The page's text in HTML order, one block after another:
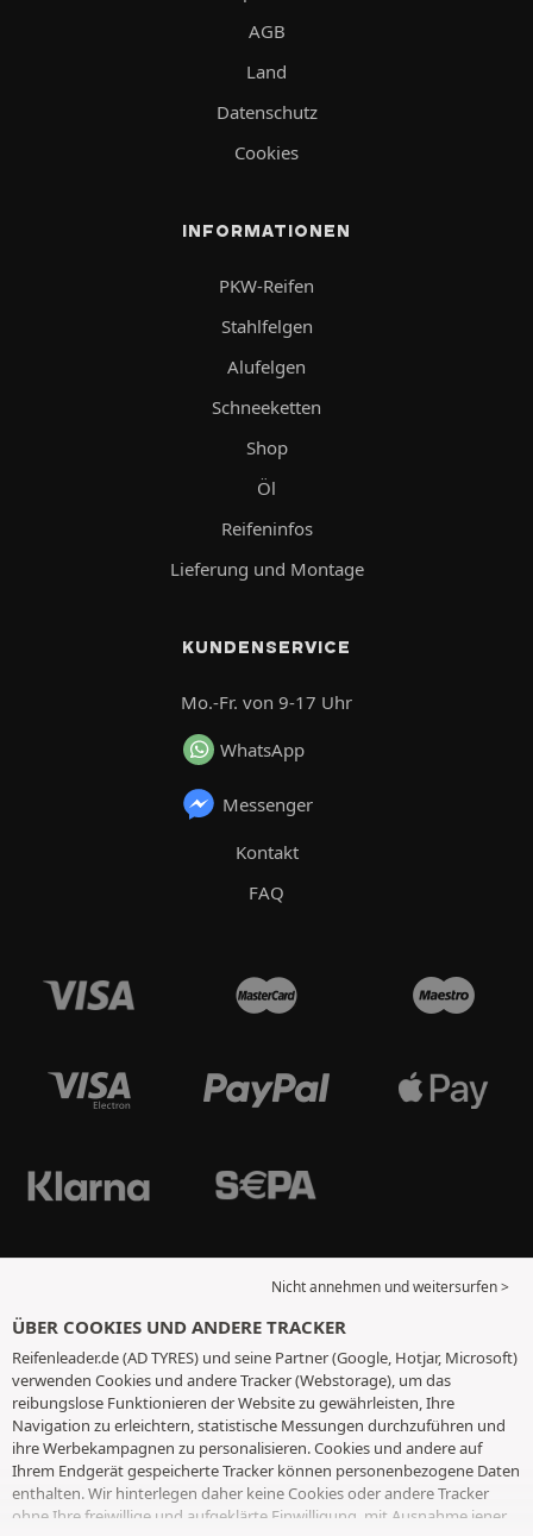
AGB
Land
Datenschutz
Cookies
INFORMATIONEN
PKW-Reifen
Stahlfelgen
Alufelgen
Schneeketten
Shop
Öl
Reifeninfos
Lieferung und Montage
KUNDENSERVICE
Mo.-Fr. von 9-17 Uhr
WhatsApp
Messenger
Kontakt
FAQ
Nicht annehmen und weitersurfen >
ÜBER COOKIES UND ANDERE TRACKER
Reifenleader.de (AD TYRES) und seine Partner (Google, Hotjar, Microsoft)
verwenden Cookies und andere Tracker (Webstorage), um das
reibungslose Funktionieren der Website zu gewährleisten, Ihre
Navigation zu erleichtern, statistische Messungen durchzuführen und
ihre Werbekampagnen zu personalisieren. Cookies und andere auf
Ihrem Endgerät gespeicherte Tracker können personenbezogene Daten
enthalten. Wir hinterlegen daher keine Cookies oder andere Tracker
ohne Ihre freiwillige und aufgeklärte Einwilligung, mit Ausnahme jener,